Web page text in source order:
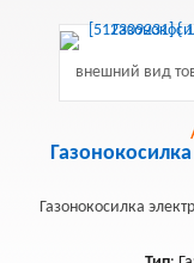
внешний вид
Газонокосилка